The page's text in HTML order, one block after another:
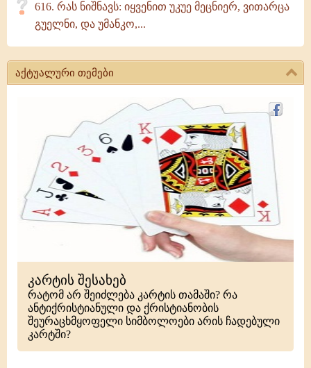
616. რას ნიშნავს: იყვენით უკუე მეცნიერ, ვითარცა
გუელნი, და უმანკო,...
აქტუალური თემები
კარტის შესახებ
რატომ არ შეიძლება კარტის თამაში? რა
ანტიქრისტიანული და ქრისტიანობის
შეურაცხმყოფელი სიმბოლოები არის ჩადებული
კარტში?